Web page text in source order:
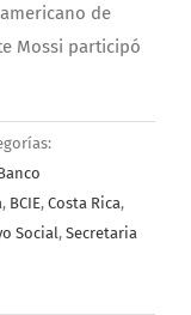
de
Mossi participó
, BCIE, Costa Rica,
Social , Secretaria